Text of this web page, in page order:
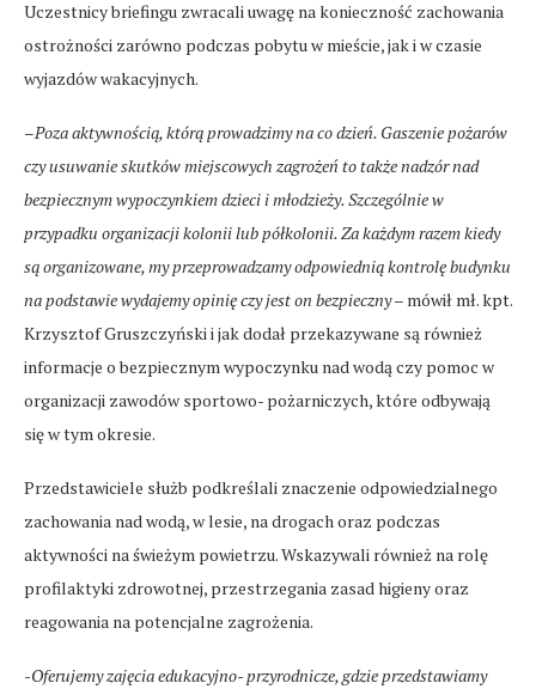
Uczestnicy briefingu zwracali uwagę na konieczność zachowania
ostrożności zarówno podczas pobytu w mieście, jak i w czasie
wyjazdów wakacyjnych.
–Poza aktywnością, którą prowadzimy na co dzień. Gaszenie pożarów
czy usuwanie skutków miejscowych zagrożeń to także nadzór nad
bezpiecznym wypoczynkiem dzieci i młodzieży. Szczególnie w
przypadku organizacji kolonii lub półkolonii. Za każdym razem kiedy
są organizowane, my przeprowadzamy odpowiednią kontrolę budynku
na podstawie wydajemy opinię czy jest on bezpieczny– mówił mł. kpt.
Krzysztof Gruszczyński i jak dodał przekazywane są również
informacje o bezpiecznym wypoczynku nad wodą czy pomoc w
organizacji zawodów sportowo- pożarniczych, które odbywają
się w tym okresie.
Przedstawiciele służb podkreślali znaczenie odpowiedzialnego
zachowania nad wodą, w lesie, na drogach oraz podczas
aktywności na świeżym powietrzu. Wskazywali również na rolę
profilaktyki zdrowotnej, przestrzegania zasad higieny oraz
reagowania na potencjalne zagrożenia.
-Oferujemy zajęcia edukacyjno- przyrodnicze, gdzie przedstawiamy